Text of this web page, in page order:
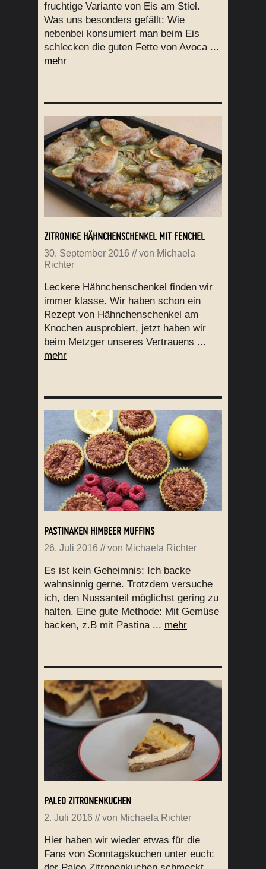
fruchtige Variante von Eis am Stiel.
Was uns besonders gefällt: Wie
nebenbei konsumiert man beim Eis
schlecken die guten Fette von Avoca ...
mehr
ZITRONIGE HÄHNCHENSCHENKEL MIT FENCHEL
30. September 2016 // von Michaela
Richter
Leckere Hähnchenschenkel finden wir
immer klasse. Wir haben schon ein
Rezept von Hähnchenschenkel am
Knochen ausprobiert, jetzt haben wir
beim Metzger unseres Vertrauens ...
mehr
PASTINAKEN HIMBEER MUFFINS
26. Juli 2016 // von Michaela Richter
Es ist kein Geheimnis: Ich backe
wahnsinnig gerne. Trotzdem versuche
ich, den Nussanteil möglichst gering zu
halten. Eine gute Methode: Mit Gemüse
backen, z.B mit Pastina ... mehr
PALEO ZITRONENKUCHEN
2. Juli 2016 // von Michaela Richter
Hier haben wir wieder etwas für die
Fans von Sonntagskuchen unter euch: